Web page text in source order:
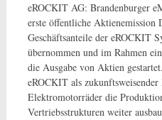
eROCKIT AG: Brandenburger
erste öffentliche Aktienemission
Geschäftsanteile der eROCKIT
übernommen und im Rahmen
die Ausgabe von Aktien
eROCKIT als zukunftsweisender
Elektromotorräder die
Vertriebsstrukturen weiter